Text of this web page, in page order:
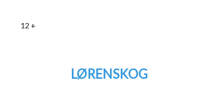
12 +
LØRENSKOG